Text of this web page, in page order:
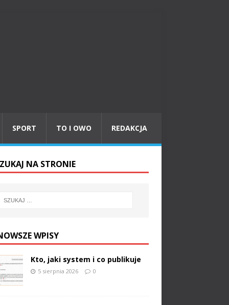
SPORT TO I OWO REDAKCJA
NA STRONIE
WPISY
Kto, jaki system i co publikuje
5 sierpnia 2026 0